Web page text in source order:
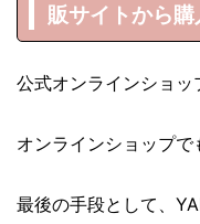
販サイトから購
公式オンラインショ
オンラインショップ
最後の手段として、